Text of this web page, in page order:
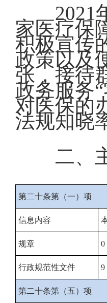
2021
家医疗保
积极宣传
政策以及
张，接待
政务服务
对医保的
法规知晓
二、
第二十条第（一）项
信息内容
规章 0
行政规范性文件 9
第二十条第（五）项